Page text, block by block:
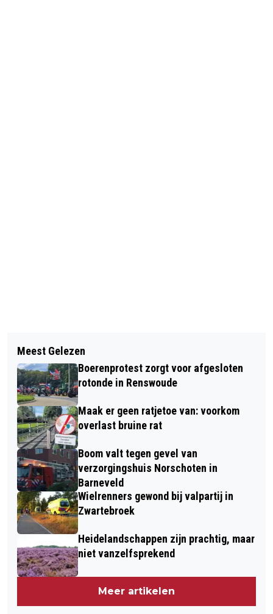
HACKSHIELD 2023 | DOE MEE AAN DE
NIEUWE RONDE
BELEEF RENAISSANCE: A FILM BY
BEYONCÉ ALSOF JE ER ZELF BIJ BENT
Meest Gelezen
Boerenprotest zorgt voor afgesloten
rotonde in Renswoude
Maak er geen ratjetoe van: voorkom
overlast bruine rat
Boom valt tegen gevel van
verzorgingshuis Norschoten in
Barneveld
Wielrenners gewond bij valpartij in
Zwartebroek
Heidelandschappen zijn prachtig, maar
niet vanzelfsprekend
Meer artikelen